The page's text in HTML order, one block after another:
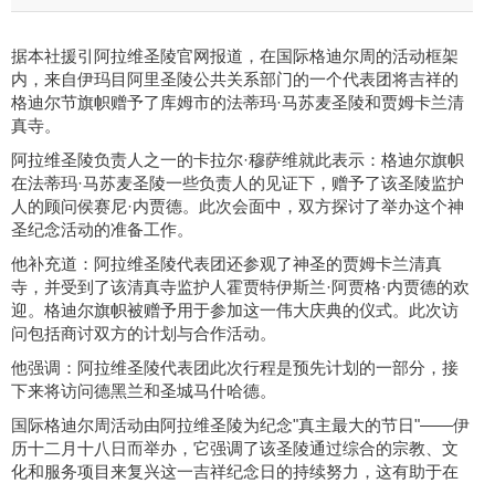
据本社援引阿拉维圣陵官网报道，在国际格迪尔周的活动框架
内，来自伊玛目阿里圣陵公共关系部门的一个代表团将吉祥的
格迪尔节旗帜赠予了库姆市的法蒂玛·马苏麦圣陵和贾姆卡兰清
真寺。
阿拉维圣陵负责人之一的卡拉尔·穆萨维就此表示：格迪尔旗帜
在法蒂玛·马苏麦圣陵一些负责人的见证下，赠予了该圣陵监护
人的顾问侯赛尼·内贾德。此次会面中，双方探讨了举办这个神
圣纪念活动的准备工作。
他补充道：阿拉维圣陵代表团还参观了神圣的贾姆卡兰清真
寺，并受到了该清真寺监护人霍贾特伊斯兰·阿贾格·内贾德的欢
迎。格迪尔旗帜被赠予用于参加这一伟大庆典的仪式。此次访
问包括商讨双方的计划与合作活动。
他强调：阿拉维圣陵代表团此次行程是预先计划的一部分，接
下来将访问德黑兰和圣城马什哈德。
国际格迪尔周活动由阿拉维圣陵为纪念"真主最大的节日"——伊
历十二月十八日而举办，它强调了该圣陵通过综合的宗教、文
化和服务项目来复兴这一吉祥纪念日的持续努力，这有助于在